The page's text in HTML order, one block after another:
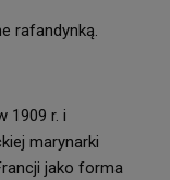
rafandynką.
1909 r. i
marynarki
jako forma